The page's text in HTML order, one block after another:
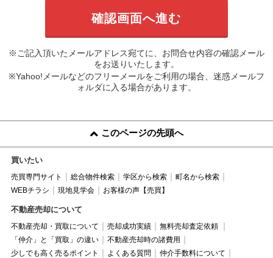
※ご記入頂いたメールアドレス宛てに、お問合せ内容の確認メール
をお送りいたします。
※Yahoo!メールなどのフリーメールをご利用の場合、迷惑メールフ
ォルダに入る場合があります。
このページの先頭へ
買いたい
売買専門サイト 総合物件検索 学区から検索
町名から検索
WEBチラシ
現地見学会 お客様の声【売買】
不動産売却について
不動産売却・買取について 売却成功実績
無料売却査定依頼
「仲介」と「買取」の違い
不動産売却時の諸費用
少しでも高く売るポイント
よくある質問
仲介手数料について